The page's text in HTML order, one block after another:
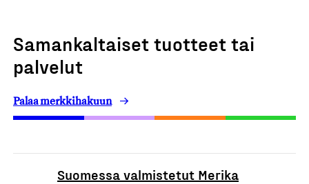
Samankaltaiset tuotteet tai
palvelut
Palaa merkkihakuun
Suomessa valmistetut Merika